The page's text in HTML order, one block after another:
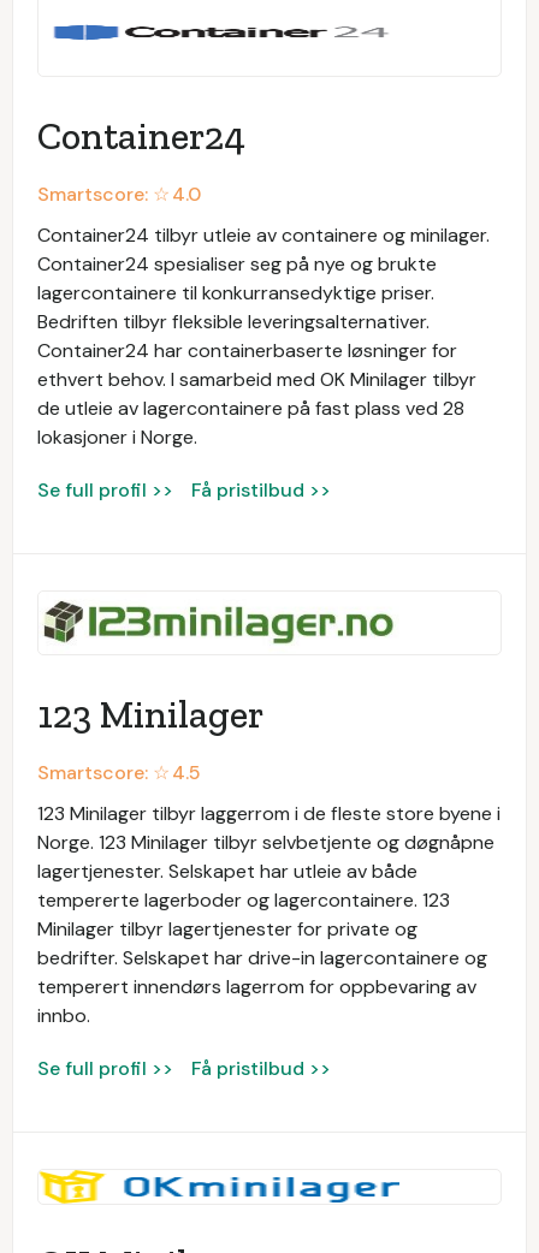
Container24
Smartscore: ☆4.0
Container24 tilbyr utleie av containere og minilager.
Container24 spesialiser seg på nye og brukte
lagercontainere til konkurransedyktige priser.
Bedriften tilbyr fleksible leveringsalternativer.
Container24 har containerbaserte løsninger for
ethvert behov. I samarbeid med OK Minilager tilbyr
de utleie av lagercontainere på fast plass ved 28
lokasjoner i Norge.
Se full profil >> Få pristilbud >>
123 Minilager
Smartscore: ☆4.5
123 Minilager tilbyr laggerrom i de fleste store byene i
Norge. 123 Minilager tilbyr selvbetjente og døgnåpne
lagertjenester. Selskapet har utleie av både
tempererte lagerboder og lagercontainere. 123
Minilager tilbyr lagertjenester for private og
bedrifter. Selskapet har drive-in lagercontainere og
temperert innendørs lagerrom for oppbevaring av
innbo.
Se full profil >> Få pristilbud >>